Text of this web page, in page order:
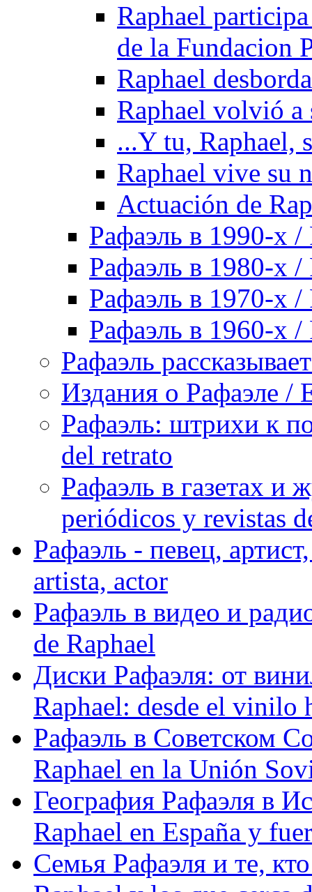
Raphael
de la Fundacion
Raphael
Raphael volvió a
...Y tu, Raphael,
Raphael vive su
Actuación de
Рафаэль в 1990-х /
Рафаэль в 1980-х /
Рафаэль в 1970-х /
Рафаэль в 1960-х /
Рафаэль
Издания о Рафаэле /
Рафаэль: штрихи к
del retrato
Рафаэль в газетах и
periódicos y revistas
Рафаэль - певец,
artista, actor
Рафаэль в видео и
de Raphael
Диски Рафаэля: от
Raphael: desde el vinilo
Рафаэль в Советском
Raphael en la Unión
География Рафаэля в
Raphael en España y
Семья Рафаэля и те,